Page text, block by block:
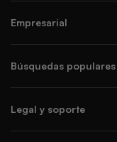
Empresarial
Búsquedas populares
Legal y soporte